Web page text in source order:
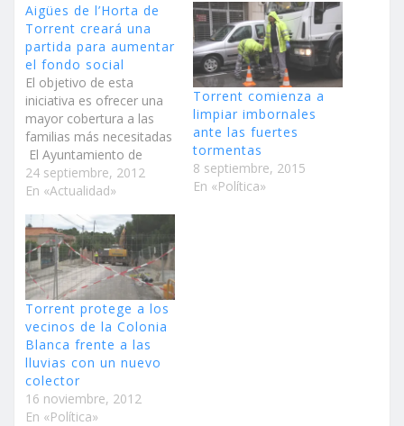
Aigües de l’Horta de
Torrent creará una
partida para aumentar
el fondo social
El objetivo de esta
iniciativa es ofrecer una
mayor cobertura a las
familias más necesitadas
El Ayuntamiento de
Torrent ha renovado el
alcantarillado de la
imbornales en diferentes
calles De un informe de
la empresa Aigües de
l’Horta se desprenden
datos como la limpieza
de más de…
24 septiembre, 2012
En «Actualidad»
Torrent comienza a
limpiar imbornales
ante las fuertes
tormentas
8 septiembre, 2015
En «Política»
Torrent protege a los
vecinos de la Colonia
Blanca frente a las
lluvias con un nuevo
colector
16 noviembre, 2012
En «Política»